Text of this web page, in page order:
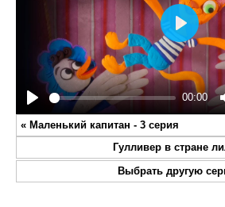
Play
00:00
Play
« Маленький капитан - 3 серия
Гулливер в стране
Выбрать другую